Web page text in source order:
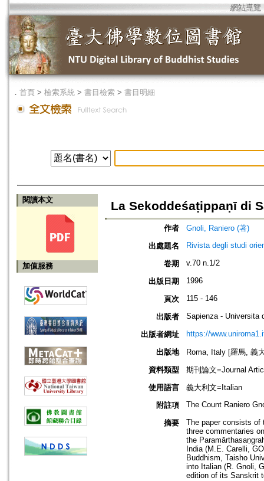
網站導覽
． 首頁 > 檢索系統 > 書目檢索 > 書目明細
閱讀本文
加值服務
La Sekoddeśaṭippaṇī di
作者
Gnoli, Raniero (著)
出處題名
Rivista degli studi
卷期 v.70 n.1/2
出版日期 1996
頁次 115 - 146
出版者 Sapienza - Universita
出版者網址 https://
出版地
Roma, Italy [羅馬, 義
資料類型
期刊論文=Journal
使用語言
義大利文=Italian
附註項
The Count Raniero
摘要
The paper consists of
three commentaries
the
India (M.E. Carelli,
Buddhism, Taisho
into Italian (R. Gnoli,
edition of its Sanskrit